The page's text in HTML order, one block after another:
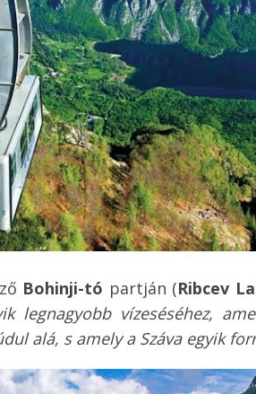
Bohinji-tó partján (Ribcev
legnagyobb vízeséséhez,
alá, s amely a Száva egyik